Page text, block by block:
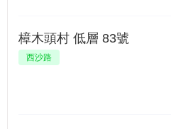
西沙路
樟木頭村 低層 83號